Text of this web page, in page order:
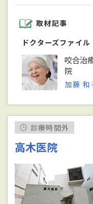
取材記事
ドクターズファイル
咬合治
院
加藤 和
診療時間外
高木医院